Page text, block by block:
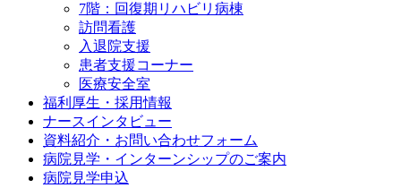
7階：回復期リハビリ病棟
訪問看護
入退院支援
患者支援コーナー
医療安全室
福利厚生・採用情報
ナースインタビュー
資料紹介・お問い合わせフォーム
病院見学・インターンシップのご案内
病院見学申込